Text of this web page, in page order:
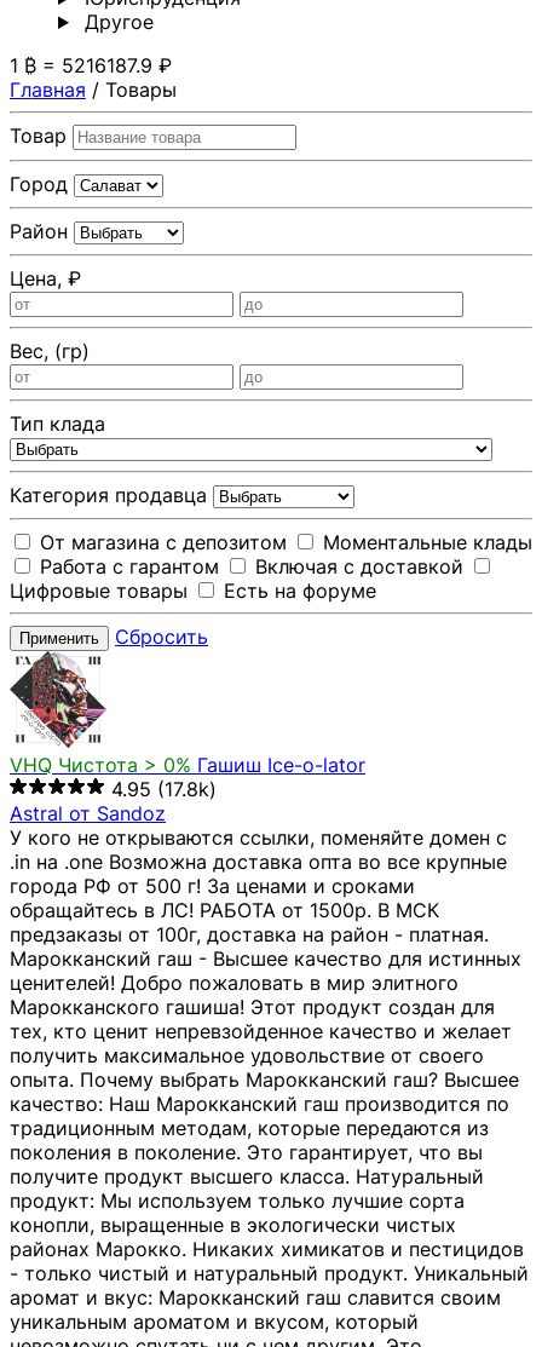
Другoе
1 ₿ = 5216187.9 ₽
Главная / Товары
Товар
Город
Район
Цена, ₽
Вес, (гр)
Тип клада
Категория продавца
От магазина с депозитом
Моментальные клады
Работа с гарантом
Включая с доставкой
Цифровые товары
Есть на форуме
Применить Сбросить
VHQ Чистота > 0% Гашиш Ice-o-lator
4.95 (17.8k)
Astral от Sandoz
У кого не открываются ссылки, поменяйте домен с
.in на .one Возможна доставка опта во все крупные
города РФ от 500 г! За ценами и сроками
обращайтесь в ЛС! РАБОТА от 1500р. В МСК
предзаказы от 100г, доставка на район - платная.
Марокканский гаш - Высшее качество для истинных
ценителей! Добро пожаловать в мир элитного
Марокканского гашиша! Этот продукт создан для
тех, кто ценит непревзойденное качество и желает
получить максимальное удовольствие от своего
опыта. Почему выбрать Марокканский гаш? Высшее
качество: Наш Марокканский гаш производится по
традиционным методам, которые передаются из
поколения в поколение. Это гарантирует, что вы
получите продукт высшего класса. Натуральный
продукт: Мы используем только лучшие сорта
конопли, выращенные в экологически чистых
районах Марокко. Никаких химикатов и пестицидов
- только чистый и натуральный продукт. Уникальный
аромат и вкус: Марокканский гаш славится своим
уникальным ароматом и вкусом, который